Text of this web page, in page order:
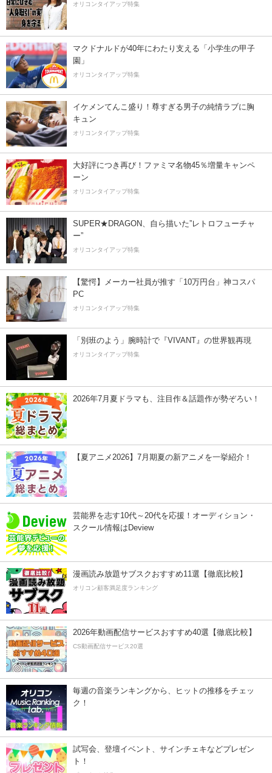
オリコンタイアップ特集
マクドナルドが40年にわたり支える「小学生の甲子
園」
オリコンタイアップ特集
イケメンてんこ盛り！尊すぎる男子の純情ラブに胸
キュン
オリコンタイアップ特集
大好評につき再び！ファミマ名物45％増量キャンペ
ーン
オリコンタイアップ特集
SUPER★DRAGON、自ら描いた”レトロフューチャ
ー”
オリコンタイアップ特集
【驚愕】メーカー社員が推す「10万円台」神コスパ
PC
オリコンタイアップ特集
「別班のよう」腕時計で『VIVANT』の世界観再現
オリコンタイアップ特集
2026年7月夏ドラマも、注目作＆話題作が勢ぞろい！
【夏アニメ2026】7月期夏の新アニメを一挙紹介！
芸能界を志す10代～20代を応援！オーディション・
スクール情報はDeview
漫画読み放題サブスクおすすめ11選【徹底比較】
オリコン顧客満足度ランキング
2026年動画配信サービスおすすめ40選【徹底比較】
CS動画配信サービス20選
毎週の音楽ランキングから、ヒットの推移をチェッ
ク！
試写会、登壇イベント、サインチェキなどプレゼン
ト！